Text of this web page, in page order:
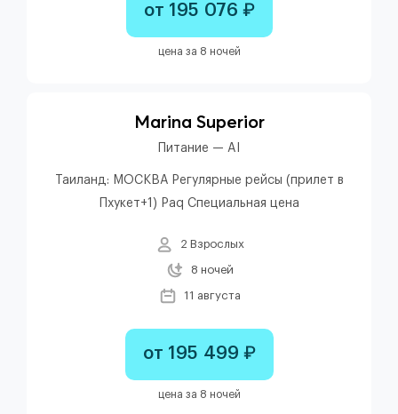
от 195 076 ₽
цена за 8 ночей
Marina Superior
Питание — AI
Таиланд: МОСКВА Регулярные рейсы (прилет в
Пхукет+1) Paq Специальная цена
2 Взрослых
8 ночей
11 августа
от 195 499 ₽
цена за 8 ночей